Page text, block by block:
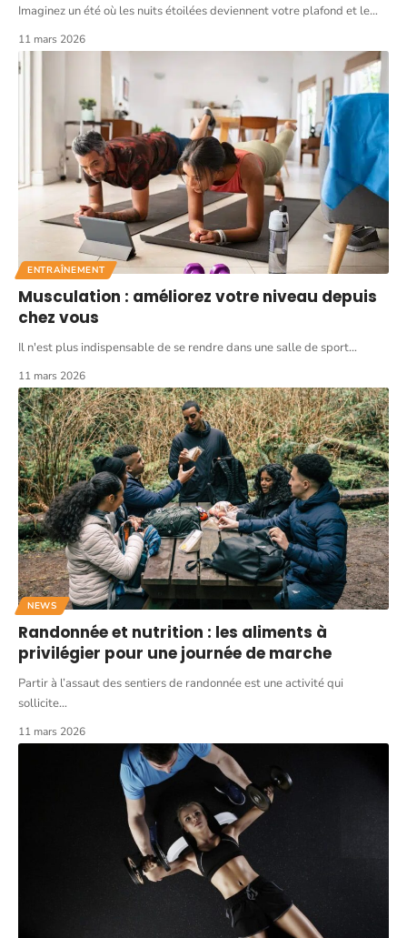
Imaginez un été où les nuits étoilées deviennent votre plafond et le…
11 mars 2026
ENTRAÎNEMENT
Musculation : améliorez votre niveau depuis
chez vous
Il n'est plus indispensable de se rendre dans une salle de sport…
11 mars 2026
NEWS
Randonnée et nutrition : les aliments à
privilégier pour une journée de marche
Partir à l’assaut des sentiers de randonnée est une activité qui
sollicite…
11 mars 2026